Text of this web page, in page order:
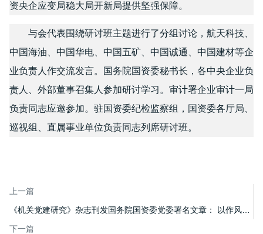
资央企应变局稳大局开新局提供坚强保障。
与会代表围绕研讨班主题进行了分组讨论，航天科技、
中国海油、中国华电、中国五矿、中国诚通、中国建材等企
业负责人作交流发言。国务院国资委秘书长，各中央企业负
责人、外部董事召集人参加研讨学习。审计署企业审计一局
负责同志应邀参加。驻国资委纪检监察组，国资委各厅局、
巡视组、直属事业单位负责同志列席研讨班。
上一篇
《机关党建研究》杂志刊发国务院国资委党委署名文章： 以作风建设新成效为国资央企高质量发展提供有力保障
下一篇